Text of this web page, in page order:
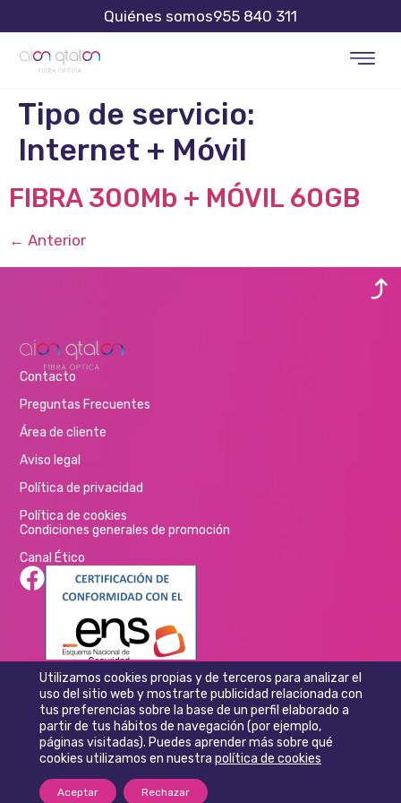
Quiénes somos955 840 311
Tipo de servicio:
Internet + Móvil
FIBRA 300Mb + MÓVIL 60GB
← Anterior
Contacto
Preguntas Frecuentes
Área de cliente
Aviso legal
Política de privacidad
Política de cookies
Condiciones generales de promoción
Canal Ético
Utilizamos cookies propias y de terceros para analizar el
uso del sitio web y mostrarte publicidad relacionada con
tus preferencias sobre la base de un perfil elaborado a
partir de tus hábitos de navegación (por ejemplo,
páginas visitadas). Puedes aprender más sobre qué
cookies utilizamos en nuestra política de cookies
Aceptar Rechazar